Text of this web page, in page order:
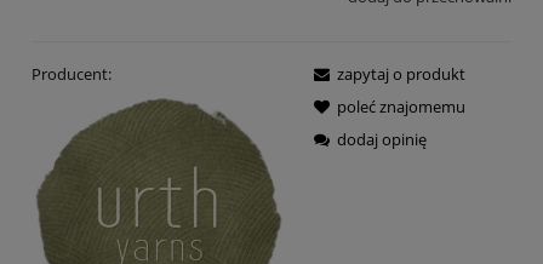
Producent:
zapytaj o produkt
poleć znajomemu
dodaj opinię